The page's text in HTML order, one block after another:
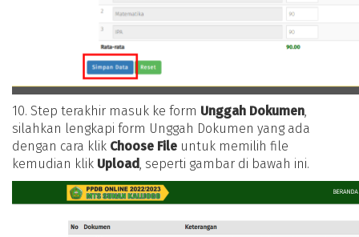
10. Step terakhir masuk ke form Unggah Dokumen,
silahkan lengkapi form Unggah Dokumen yang ada
dengan cara klik Choose File untuk memilih file
kemudian klik Upload, seperti gambar di bawah ini.